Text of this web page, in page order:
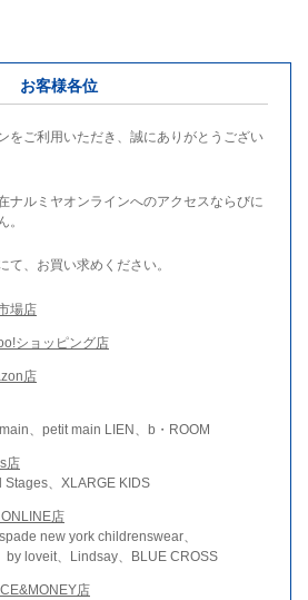
お客様各位
をご利用いただき、誠にありがとうござい
ナルミヤオンラインへのアクセスならびに
。
て、お買い求めください。
場店
ショッピング店
店
、petit main LIEN、b・ROOM
店
、XLARGE KIDS
店
new york childrenswear、
by loveit、Lindsay、BLUE CROSS
店